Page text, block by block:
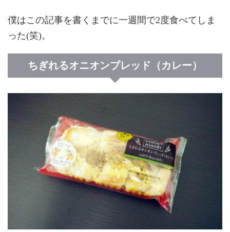
僕はこの記事を書くまでに一週間で2度食べてしま
った(笑)。
ちぎれるオニオンブレッド（カレー）